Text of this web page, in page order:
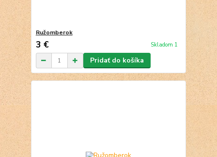
Ružomberok
3 € Skladom 1
Pridať do košíka